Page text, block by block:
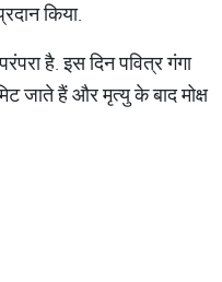
किया.
है. इस दिन पवित्र गंगा
जाते हैं और मृत्यु के बाद मोक्ष